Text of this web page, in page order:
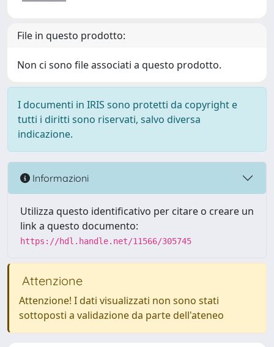
File in questo prodotto:
Non ci sono file associati a questo prodotto.
I documenti in IRIS sono protetti da copyright e
tutti i diritti sono riservati, salvo diversa
indicazione.
Informazioni
Utilizza questo identificativo per citare o creare un
link a questo documento:
https://hdl.handle.net/11566/305745
Attenzione
Attenzione! I dati visualizzati non sono stati
sottoposti a validazione da parte dell'ateneo